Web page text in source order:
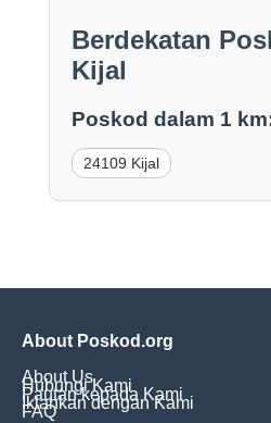
Berdekatan
Kijal
Poskod dalam 1
24109 Kijal
About Poskod.org
About Us
Hubungi Kami
Pautan kepada Kami
Iklankan dengan Kami
FAQ